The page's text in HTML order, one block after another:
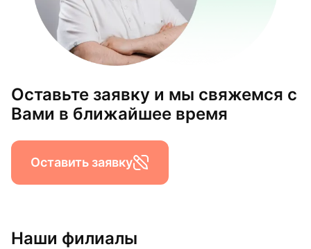
Оставьте заявку и мы свяжемся с
Вами в ближайшее время
Оставить заявку
Наши филиалы